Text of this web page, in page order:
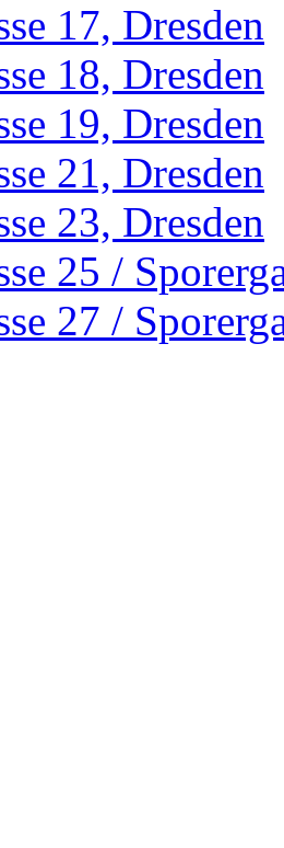
17, Dresden
18, Dresden
19, Dresden
21, Dresden
23, Dresden
25 /
27 /